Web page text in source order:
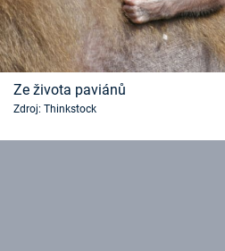
Ze života paviánů
Zdroj: Thinkstock